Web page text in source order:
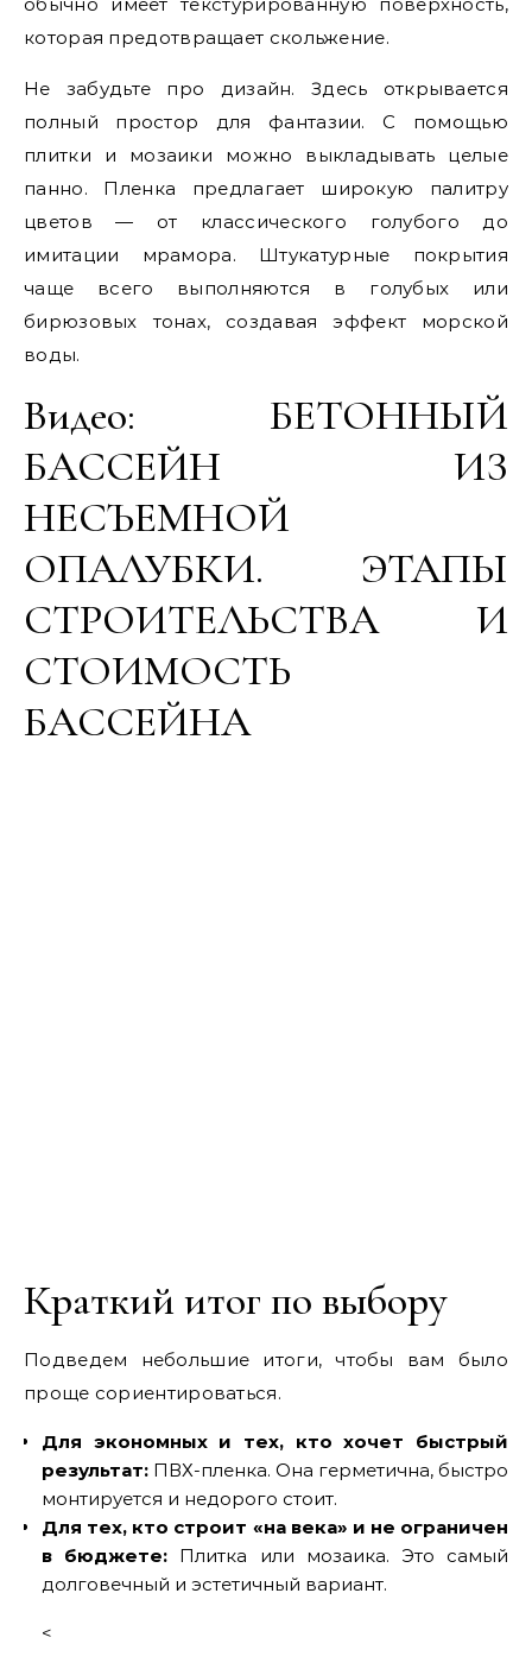
которая предотвращает скольжение.
Не забудьте про дизайн. Здесь открывается
полный простор для фантазии. С помощью
плитки и мозаики можно выкладывать целые
панно. Пленка предлагает широкую палитру
цветов — от классического голубого до
имитации мрамора. Штукатурные покрытия
чаще всего выполняются в голубых или
бирюзовых тонах, создавая эффект морской
воды.
Видео: БЕТОННЫЙ
БАССЕЙН ИЗ
НЕСЪЕМНОЙ
ОПАЛУБКИ. ЭТАПЫ
СТРОИТЕЛЬСТВА И
СТОИМОСТЬ
БАССЕЙНА
Краткий итог по выбору
Подведем небольшие итоги, чтобы вам было
проще сориентироваться.
Для экономных и тех, кто хочет быстрый
результат: ПВХ-пленка. Она герметична, быстро
монтируется и недорого стоит.
Для тех, кто строит «на века» и не ограничен
в бюджете: Плитка или мозаика. Это самый
долговечный и эстетичный вариант.
<